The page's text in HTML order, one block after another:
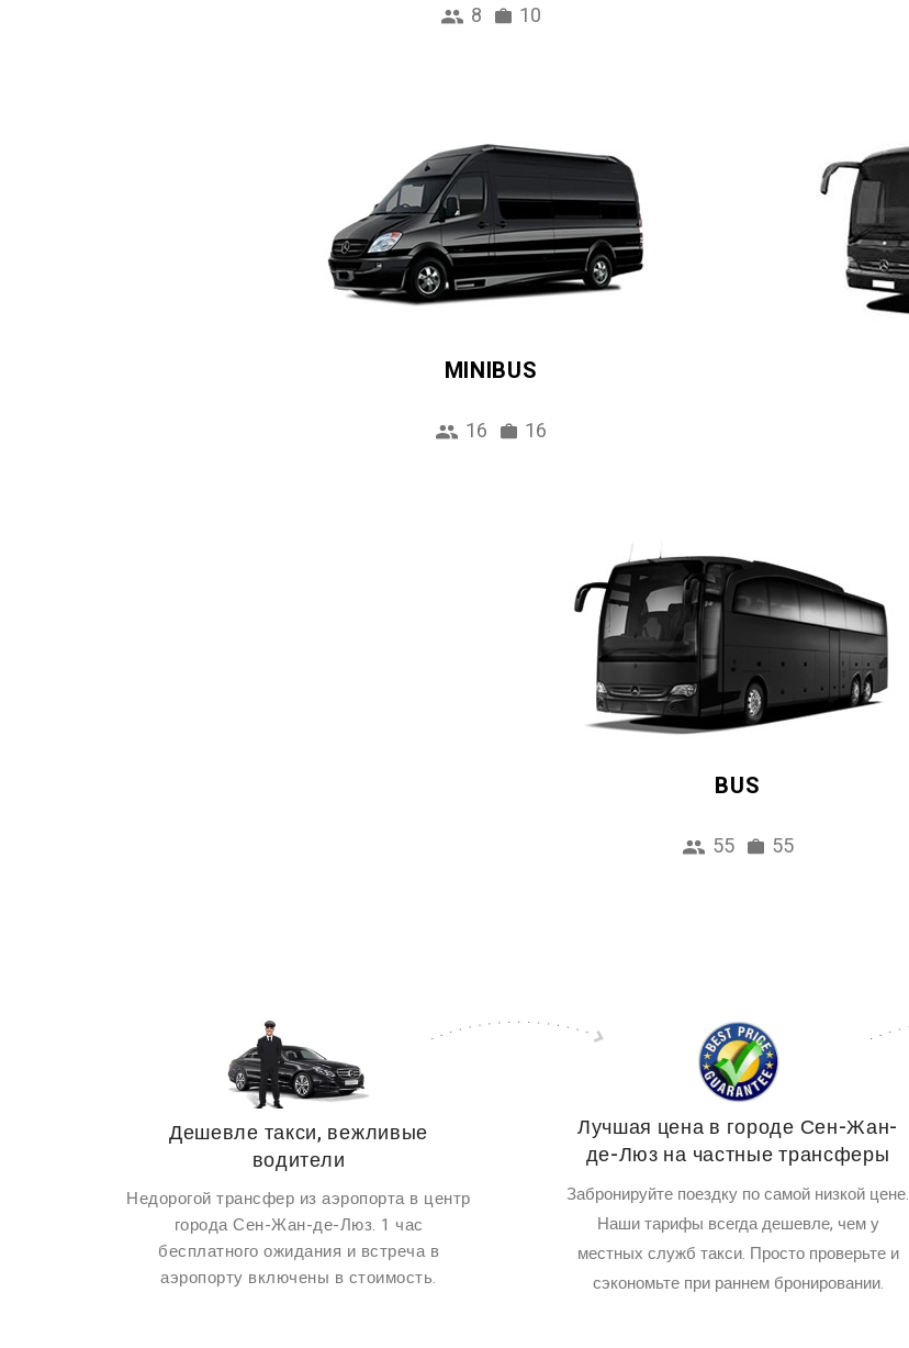
8 10
MINIBUS
16 16
BUS
55 55
Дешевле такси, вежливые
водители
Недорогой трансфер из аэропорта в центр
города Сен-Жан-де-Люз. 1 час
бесплатного ожидания и встреча в
аэропорту включены в стоимость.
Лучшая цена в городе Сен-Жан-
де-Люз на частные трансферы
Забронируйте поездку по самой низкой цене.
Наши тарифы всегда дешевле, чем у
местных служб такси. Просто проверьте и
сэкономьте при раннем бронировании.